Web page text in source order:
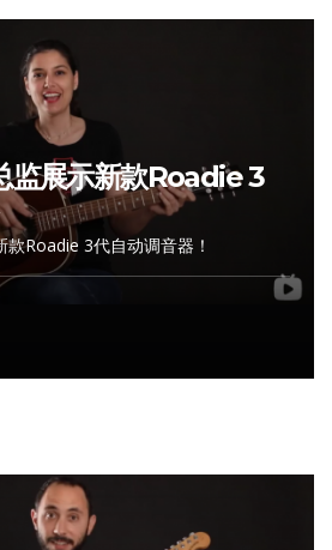
监展示新款Roadie 3
Roadie 3代自动调音器！